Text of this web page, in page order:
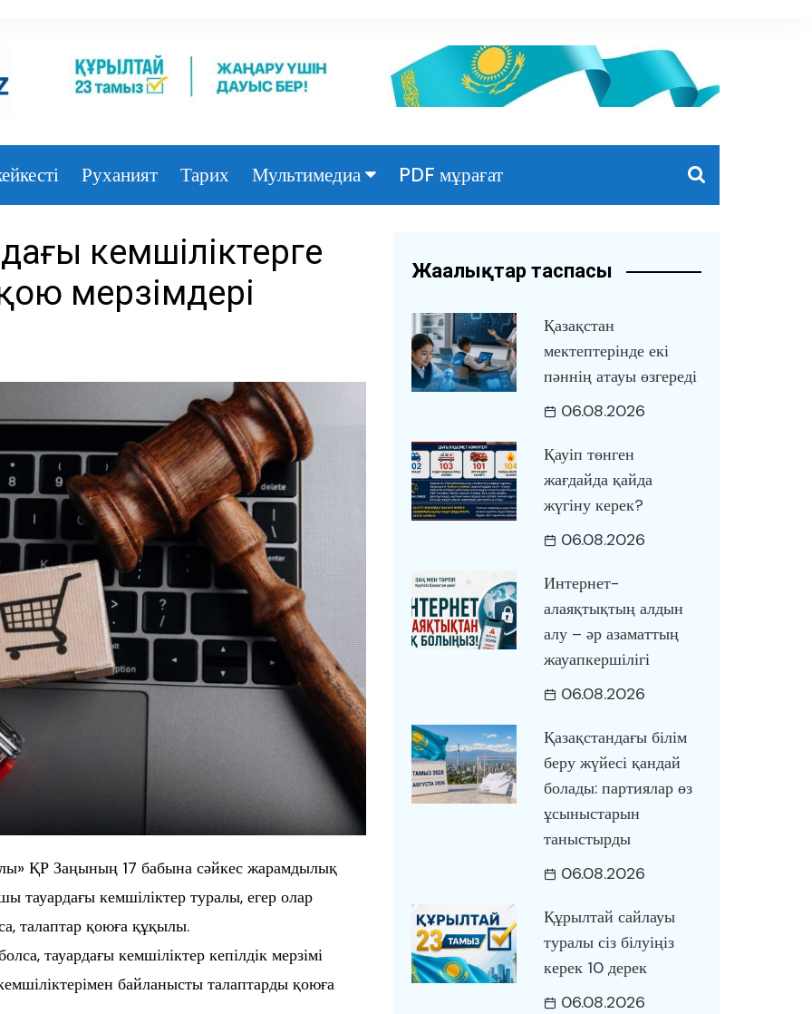
Руханият Тарих Мультимедиа
Видео
PDF мұрағат
кемшіліктерге
мерзімдері
ҚР Заңының 17 бабына сәйкес жарамдылық
тауардағы кемшіліктер туралы, егер олар
талаптар қоюға құқылы.
тауардағы кемшіліктер кепілдік мерзімі
байланысты талаптарды қоюға
Жаңалықтар таспасы
Қазақстан
мектептерінде екі
пәннің атауы өзгереді
06.08.2026
Қауіп төнген
жағдайда қайда
жүгіну керек?
06.08.2026
Интернет-
алаяқтықтың алдын
алу – әр азаматтың
жауапкершілігі
06.08.2026
Қазақстандағы білім
беру жүйесі қандай
болады: партиялар өз
ұсыныстарын
таныстырды
06.08.2026
Құрылтай сайлауы
туралы сіз білуіңіз
керек 10 дерек
06.08.2026